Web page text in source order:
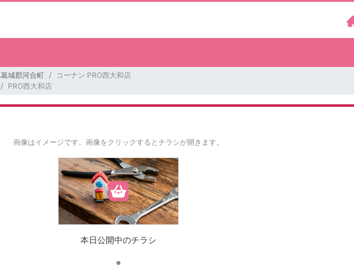
城郡河合町
コーナン PRO西大和店
PRO西大和店
画像はイメージです。 画像をクリックするとチラシが開きます。
本日公開中のチラシ